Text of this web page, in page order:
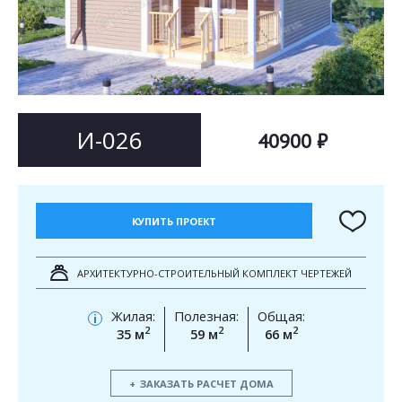
И-026 40900 ₽
КУПИТЬ ПРОЕКТ
АРХИТЕКТУРНО-СТРОИТЕЛЬНЫЙ КОМПЛЕКТ ЧЕРТЕЖЕЙ
i
Жилая:
35 м2
Полезная:
59 м2
Общая:
66 м2
ЗАКАЗАТЬ РАСЧЕТ ДОМА
Согласен на обработку персональных данных
ОТПРАВИТЬ
Согласен на обработку персональных данных
This site is protected by reCAPTCHA and the GooglePrivacy PolicyandTerms of Service
apply.